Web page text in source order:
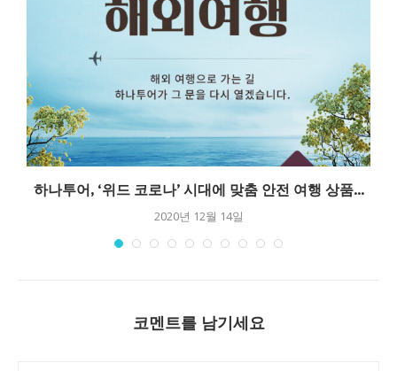
하나투어, ‘위드 코로나’ 시대에 맞춤 안전 여행 상품...
2020년 12월 14일
코멘트를 남기세요